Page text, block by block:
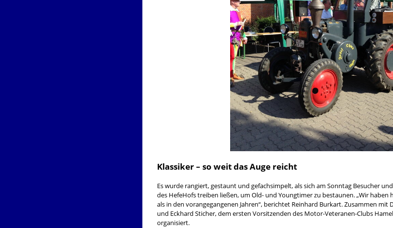
Klassiker – so weit das Auge reicht
Es wurde rangiert, gestaunt und gefachsimpelt, als sich am Sonntag Besucher
des HefeHofs treiben ließen, um Old- und Youngtimer zu bestaunen. „Wir haben
als in den vorangegangenen Jahren“, berichtet Reinhard Burkart. Zusammen mit
und Eckhard Sticher, dem ersten Vorsitzenden des Motor-Veteranen-Clubs
organisiert.